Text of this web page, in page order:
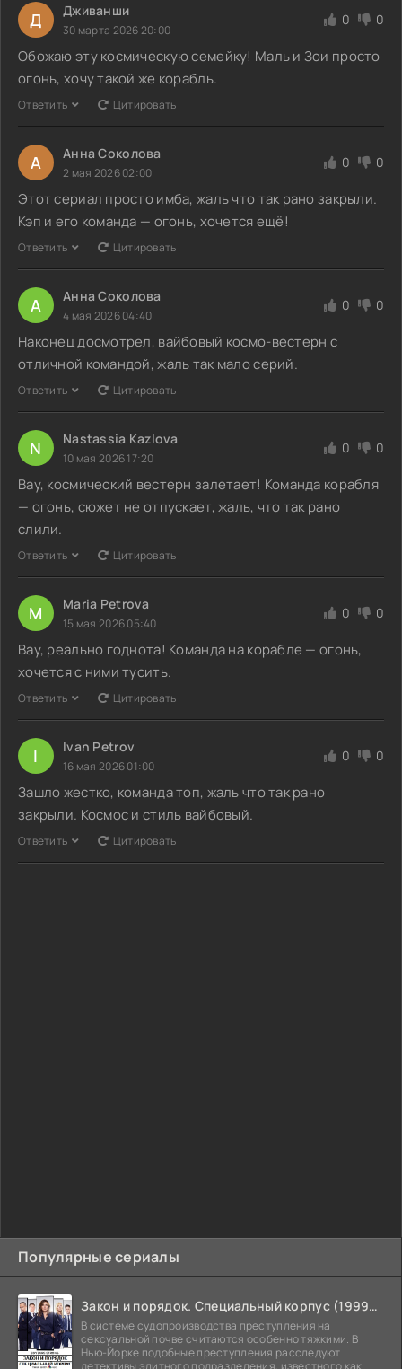
Популярные сериалы
Закон и порядок. Специальный корпус (1999-2026)
В системе судопроизводства преступления на
сексуальной почве считаются особенно тяжкими. В
Нью-Йорке подобные преступления расследуют
Д Дживанши
30 марта 2026 20:00
0 0
Обожаю эту космическую семейку! Маль и Зои просто
огонь, хочу такой же корабль.
Ответить Цитировать
А Анна Соколова
2 мая 2026 02:00
0 0
Этот сериал просто имба, жаль что так рано закрыли.
Кэп и его команда — огонь, хочется ещё!
Ответить Цитировать
А Анна Соколова
4 мая 2026 04:40
0 0
Наконец досмотрел, вайбовый космо-вестерн с
отличной командой, жаль так мало серий.
Ответить Цитировать
N Nastassia Kazlova
10 мая 2026 17:20
0 0
Вау, космический вестерн залетает! Команда корабля
— огонь, сюжет не отпускает, жаль, что так рано
слили.
Ответить Цитировать
M Maria Petrova
15 мая 2026 05:40
0 0
Вау, реально годнота! Команда на корабле — огонь,
хочется с ними тусить.
Ответить Цитировать
I Ivan Petrov
16 мая 2026 01:00
0 0
Зашло жестко, команда топ, жаль что так рано
закрыли. Космос и стиль вайбовый.
Ответить Цитировать